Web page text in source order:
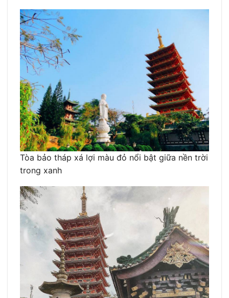
Tòa bảo tháp xá lợi màu đỏ nổi bật giữa nền trời
trong xanh